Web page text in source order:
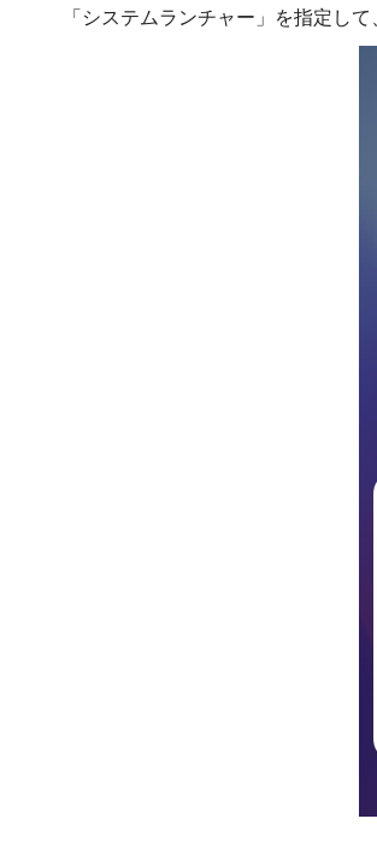
「システムランチャー」を指定して、